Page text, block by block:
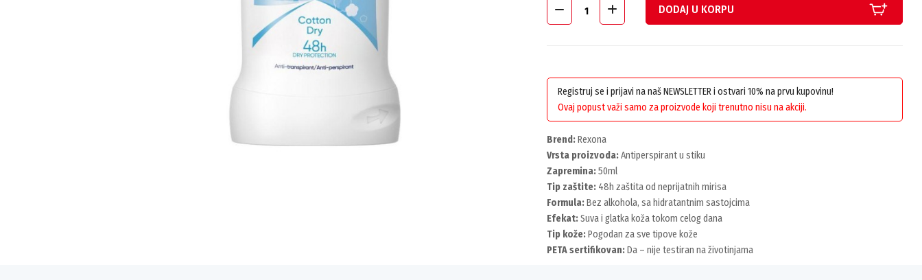
DODAJ U KORPU
Registruj se i prijavi na naš NEWSLETTER i ostvari 10% na prvu kupovinu!
Ovaj popust važi samo za proizvode koji trenutno nisu na akciji.
Brend:Rexona
Vrsta proizvoda:Antiperspirant u stiku
Zapremina:50ml
Tip zaštite:48h zaštita od neprijatnih mirisa
Formula:Bez alkohola, sa hidratantnim sastojcima
Efekat:Suva i glatka koža tokom celog dana
Tip kože:Pogodan za sve tipove kože
PETA sertifikovan:Da – nije testiran na životinjama